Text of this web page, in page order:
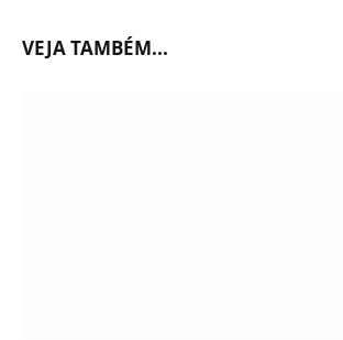
VEJA TAMBÉM...